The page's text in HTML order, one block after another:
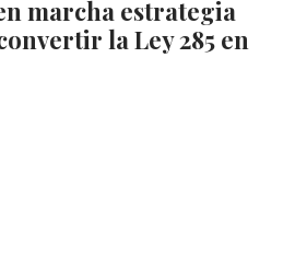
marcha estrategia
la Ley 285 en